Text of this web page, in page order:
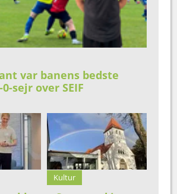
var banens bedste
sejr over SEIF
Kultur